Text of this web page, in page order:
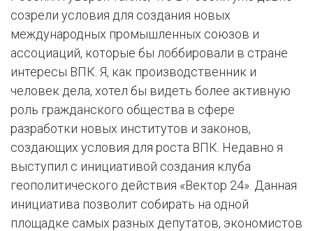
созрели условия для создания новых
международных промышленных союзов и
ассоциаций, которые бы лоббировали в стране
интересы ВПК. Я, как производственник и
человек дела, хотел бы видеть более активную
роль гражданского общества в сфере
разработки новых институтов и законов,
создающих условия для роста ВПК. Недавно я
выступил с инициативой создания клуба
геополитического действия «Вектор 24». Данная
инициатива позволит собирать на одной
площадке самых разных депутатов, экономистов